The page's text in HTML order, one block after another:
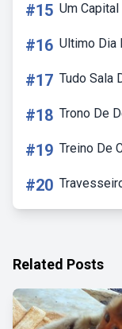
#15 Um
#16 Ultimo Dia
#17 Tudo Sala
#18 Trono De
#19 Treino De
#20
Related Posts